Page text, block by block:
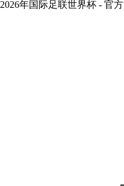
2026年国际足联世界杯 - 官